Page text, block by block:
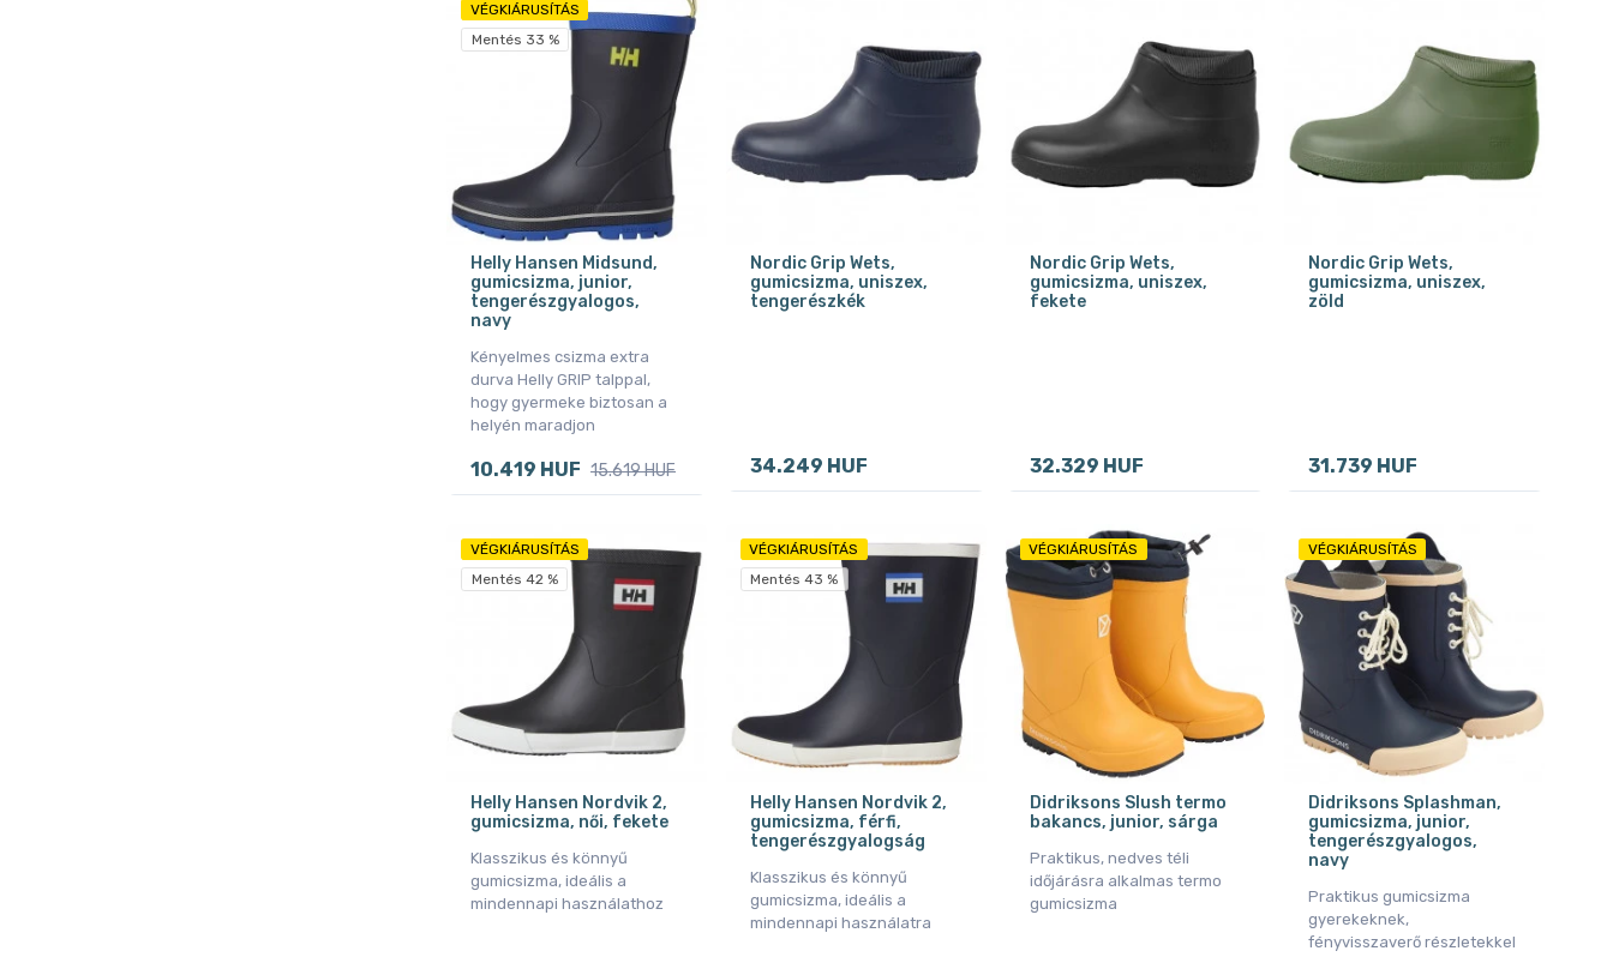
VÉGKIÁRUSÍTÁS
Mentés 33 %
Helly Hansen Midsund,
gumicsizma, junior,
tengerészgyalogos,
navy
Kényelmes csizma extra
durva Helly GRIP talppal,
hogy gyermeke biztosan a
helyén maradjon
10.419 HUF 15.619 HUF
Nordic Grip Wets,
gumicsizma, uniszex,
tengerészkék
34.249 HUF
Nordic Grip Wets,
gumicsizma, uniszex,
fekete
32.329 HUF
Nordic Grip Wets,
gumicsizma, uniszex,
zöld
31.739 HUF
VÉGKIÁRUSÍTÁS
Mentés 42 %
Helly Hansen Nordvik 2,
gumicsizma, női, fekete
Klasszikus és könnyű
gumicsizma, ideális a
mindennapi használathoz
VÉGKIÁRUSÍTÁS
Mentés 43 %
Helly Hansen Nordvik 2,
gumicsizma, férfi,
tengerészgyalogság
Klasszikus és könnyű
gumicsizma, ideális a
mindennapi használatra
VÉGKIÁRUSÍTÁS
Didriksons Slush termo
bakancs, junior, sárga
Praktikus, nedves téli
időjárásra alkalmas termo
gumicsizma
VÉGKIÁRUSÍTÁS
Didriksons Splashman,
gumicsizma, junior,
tengerészgyalogos,
navy
Praktikus gumicsizma
gyerekeknek,
fényvisszaverő részletekkel